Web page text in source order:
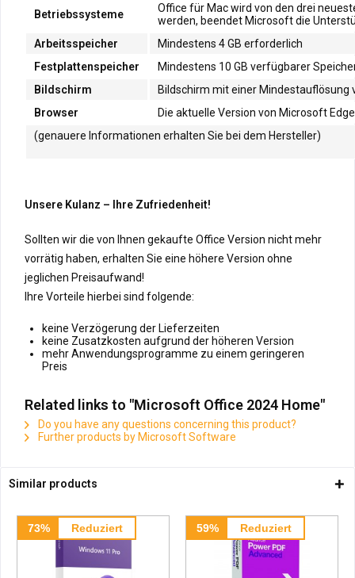
Betriebssysteme
Office für Mac wird von den drei
werden, beendet Microsoft die
Arbeitsspeicher
Mindestens 4 GB erforderlich
Festplattenspeicher
Mindestens 10 GB verfügbarer
Bildschirm
Bildschirm mit einer Mindestauflösung
Browser
Die aktuelle Version von Microsoft
(genauere Informationen erhalten Sie bei dem Hersteller)
Unsere Kulanz – Ihre Zufriedenheit!
Sollten wir die von Ihnen gekaufte Office Version nicht mehr
vorrätig haben, erhalten Sie eine höhere Version ohne
jeglichen Preisaufwand!
Ihre Vorteile hierbei sind folgende:
keine Verzögerung der Lieferzeiten
keine Zusatzkosten aufgrund der höheren Version
mehr Anwendungsprogramme zu einem geringeren
Preis
Related links to "Microsoft Office 2024 Home"
Do you have any questions concerning this product?
Further products by Microsoft Software
Similar products
73% Reduziert 59% Reduziert